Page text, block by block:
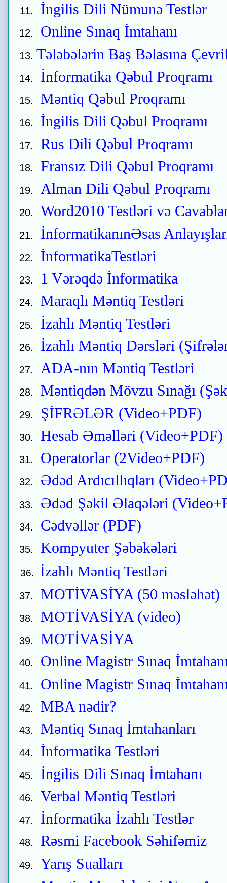
İngilis Dili Nümunə Testlər
Online Sınaq İmtahanı
Tələbələrin Baş Bəlasına
İnformatika Qəbul Proqramı
Məntiq Qəbul Proqramı
İngilis Dili Qəbul Proqramı
Rus Dili Qəbul Proqramı
Fransız Dili Qəbul Proqramı
Alman Dili Qəbul Proqramı
Word2010 Testləri və
İnformatikanınƏsas
İnformatikaTestləri
1 Vərəqdə İnformatika
Maraqlı Məntiq Testləri
İzahlı Məntiq Testləri
İzahlı Məntiq Dərsləri
ADA-nın Məntiq Testləri
Məntiqdən Mövzu Sınağı
ŞİFRƏLƏR (Video+PDF)
Hesab Əməlləri (Video+PDF)
Operatorlar (2Video+PDF)
Ədəd Ardıcıllıqları
Ədəd Şəkil Əlaqələri
Cədvəllər (PDF)
Kompyuter Şəbəkələri
İzahlı Məntiq Testləri
MOTİVASİYA (50 məsləhət)
MOTİVASİYA (video)
MOTİVASİYA
Online Magistr Sınaq
Online Magistr Sınaq
MBA nədir?
Məntiq Sınaq İmtahanları
İnformatika Testləri
İngilis Dili Sınaq İmtahanı
Verbal Məntiq Testləri
İnformatika İzahlı Testlər
Rəsmi Facebook Səhifəmiz
Yarış Sualları